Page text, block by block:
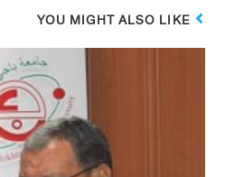
YOU MIGHT ALSO LIKE